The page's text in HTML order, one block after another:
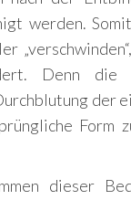
werden.
Denn die
der
Form
dieser